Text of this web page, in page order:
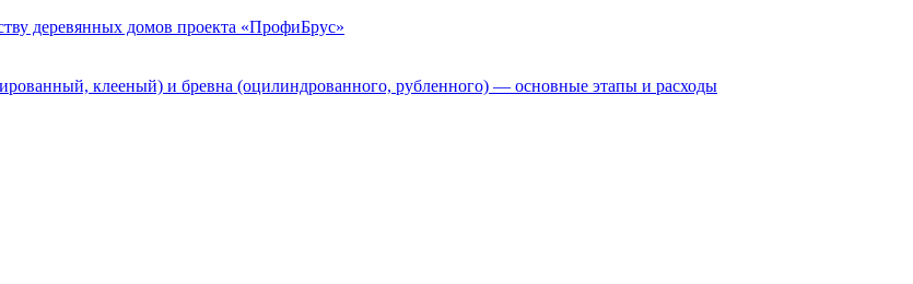
деревянных домов проекта «ПрофиБрус»
клееный) и бревна (оцилиндрованного, рубленного) — основные этапы и расходы